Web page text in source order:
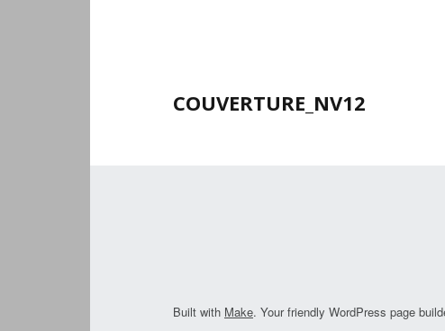
COUVERTURE_NV12
Built with Make. Your friendly WordPress page